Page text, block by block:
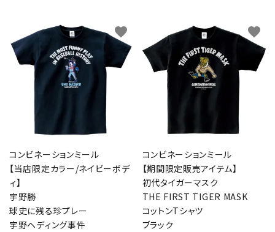
コンビネーションミール
【当店限定カラー/ネイビーボデ
ィ】
宇野勝
球史に残る珍プレー
宇野ヘディング事件
favorite
コンビネーションミール
【期間限定販売アイテム】
初代タイガーマスク
THE FIRST TIGER MASK
コットンTシャツ
ブラック
favorite